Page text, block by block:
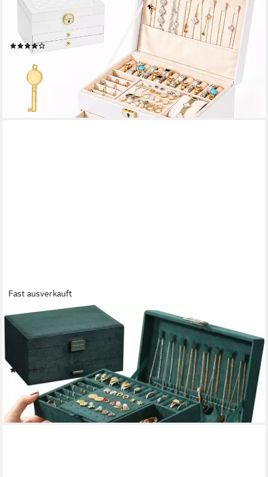
Schmuckaufbewahrung mit 2 Schubladen (1er Set, 1 St.,
Schmuckschatulle, abschließbar, weiß), Schmuck Organizer mit
Kettenhaken Ringrollen Ohrringfach Uhrenfach
19,99 €
-49%
lieferbar - in 4-5 Werktagen bei dir
Fast ausverkauft
SOULIMA
Schmuckkasten Schmuckschatulle Etui Schmuckbox (Spar-Set, 1
St., sichere Aufbewahrung), 8 Kettenaufhänger, 15 Ringplätze,
18 Ohrringplätze, Uhrenfach
(3)
26,90 € UVP35,90 €
-25%
lieferbar - in 2-3 Werktagen bei dir